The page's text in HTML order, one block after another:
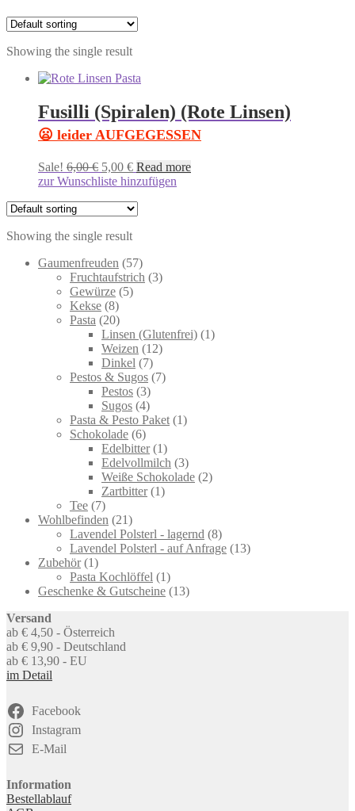
Showing the single result
Fusilli (Spiralen) (Rote Linsen)
😦 leider AUFGEGESSEN
Sale! 6,00€ 5,00 € Read more
zur Wunschliste hinzufügen
Showing the single result
Gaumenfreuden
5757
products
Fruchtaufstrich 33
Gewürze 55
Kekse 88
products
Pasta 2020
products
Linsen (Glutenfrei) 11
Weizen 1212
Dinkel 77
products
Pestos & Sugos 77
Pestos 33
products
Sugos 44
products
Pasta & Pesto Paket 11
Schokolade 66
products
Edelbitter 11
product
Edelvollmilch 33
products
Weiße Schokolade 22
Zartbitter 11
Tee 77
products
Wohlbefinden 2121
products
Lavendel Polsterl - lagernd 88
products
Lavendel Polsterl - auf Anfrage 1313
Zubehör 11
product
Pasta Kochlöffel 11
product
Geschenke & Gutscheine 1313
Versand
ab € 4,50 - Österreich
ab € 9,90 - Deutschland
ab € 13,90 - EU
im Detail
Facebook
Instagram
E-Mail
Information
Bestellablauf